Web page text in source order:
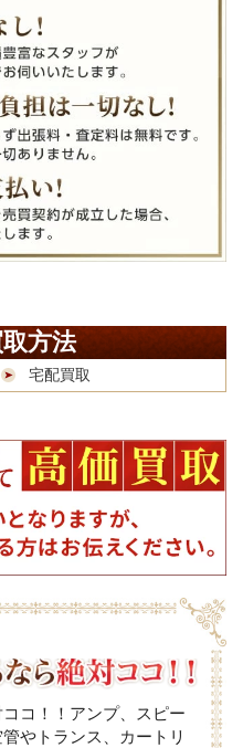
方法
宅配買取
コ！！アンプ、スピー
やトランス、カートリ